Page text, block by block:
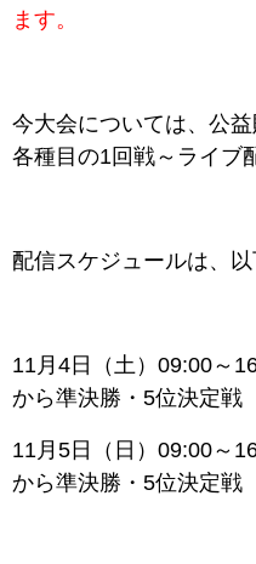
ます。
今大会については、公
各種目の1回戦～ライブ
配信スケジュールは、以
11月4日（土）09:00～
から準決勝・5位決定戦
11月5日（日）09:00～
から準決勝・5位決定戦